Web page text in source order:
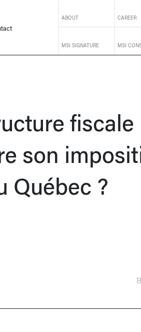
ABOUT CAREER
MSI SIGNATURE MSI
fiscale
son
Québec ?